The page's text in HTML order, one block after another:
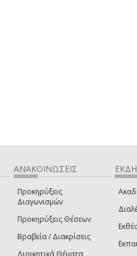
ΑΝΑΚΟΙΝΩΣΕΙΣ
Προκηρύξεις
Διαγωνισμών
Προκηρύξεις Θέσεων
Βραβεία / Διακρίσεις
Διοικητικά Θέματα